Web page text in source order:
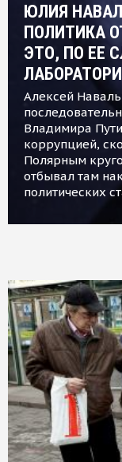
ЮЛИЯ
ПОЛИТИКА
ЭТО, ПО ЕЕ
Алексей
Владимира
коррупцией,
Полярным
отбывал там
политических